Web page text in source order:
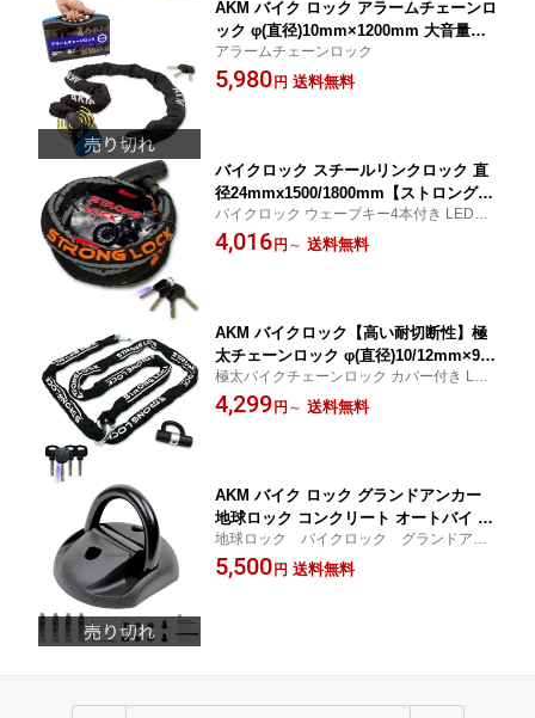
AKM バイク ロック アラームチェーンロ
ック φ(直径)10mm×1200mm 大音量ア
ラーム付き 自転車原付オートバイ盗難
防止 地球ロック対応でき 頑丈 防水 防
アラームチェーンロック
5,980円 送料無料
バイクロック スチールリンクロック 直
径24mmx1500/1800mm【ストロングロ
ックVer2.0】 ワイヤーロック 二重防塵
ウェーブキー4本付き LEDライト付 頑丈
バイクロック ウェーブキー4本付き LEDラ
イト付 24mmx1500/1800mm
4,016円 ～ 送料無料
AKM バイクロック【高い耐切断性】極
太チェーンロック φ(直径)10/12mm×900
~3000mm 8サイズ U字ロック付き 自転
車原付オートバイク
極太バイクチェーンロック カバー付き LED
ライト付き
4,299円 ～ 送料無料
AKM バイク ロック グランドアンカー
地球ロック コンクリート オートバイ 原
付 自転車 盗難防止
地球ロック バイクロック グランドアン
カー
5,500円 送料無料